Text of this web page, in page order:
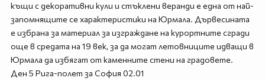
къщи с декоративни кули и стъклени веранди е една от най-
запомнящите се характеристики на Юрмала. Дървесината
е избрана за материал за изграждане на курортните сгради
още в средата на 19 век, за да могат летовниците идващи в
Юрмала да избягат от каменните стени на градовете.
Ден 5 Рига-полет за София 02.01